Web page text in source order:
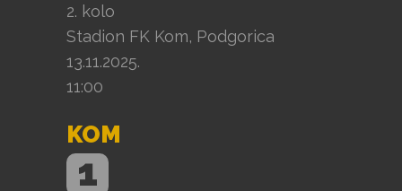
2. kolo
Stadion FK Kom, Podgorica
13.11.2025.
11:00
KOM
1